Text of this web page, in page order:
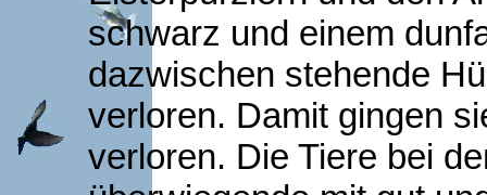
schwarz und einem
dazwischen stehende
verloren. Damit gingen
verloren. Die Tiere bei